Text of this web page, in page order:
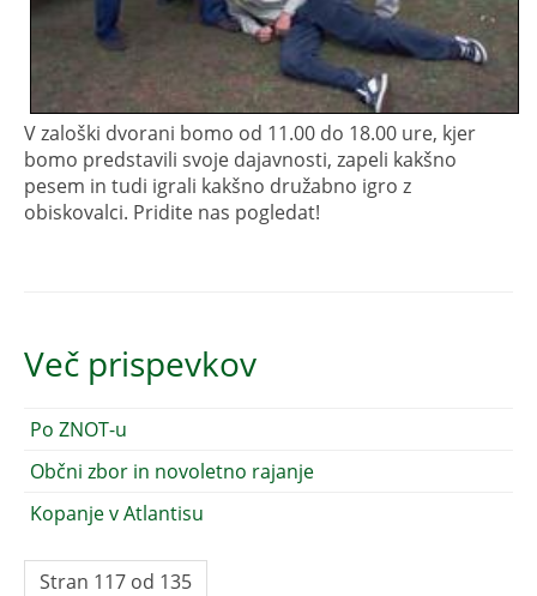
V zaloški dvorani bomo od 11.00 do 18.00 ure, kjer
bomo predstavili svoje dajavnosti, zapeli kakšno
pesem in tudi igrali kakšno družabno igro z
obiskovalci. Pridite nas pogledat!
Več prispevkov
Po ZNOT-u
Občni zbor in novoletno rajanje
Kopanje v Atlantisu
Stran 117 od 135